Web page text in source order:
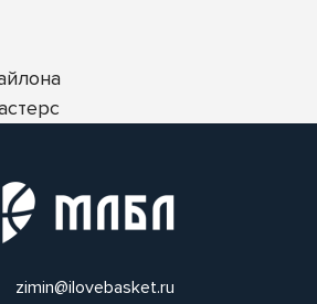
zimin@ilovebasket.ru